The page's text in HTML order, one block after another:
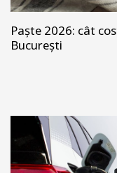
Paște 2026: cât
București